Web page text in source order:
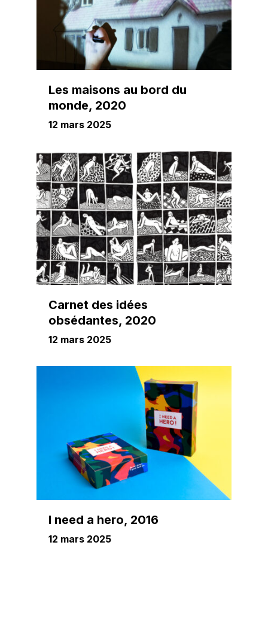
Les maisons au bord du
monde, 2020
12 mars 2025
Carnet des idées
obsédantes, 2020
12 mars 2025
I need a hero, 2016
12 mars 2025